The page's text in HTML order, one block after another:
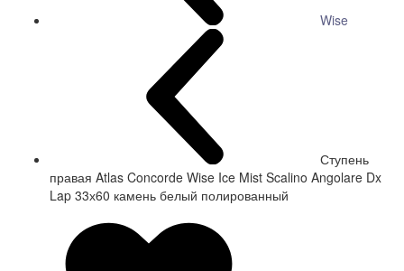
Wise
Ступень
правая Atlas Concorde Wise Ice Mist Scalino Angolare Dx
Lap 33х60 камень белый полированный